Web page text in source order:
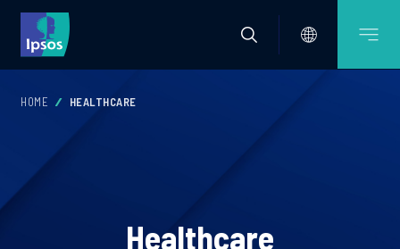
HOME HEALTHCARE
Healthcare